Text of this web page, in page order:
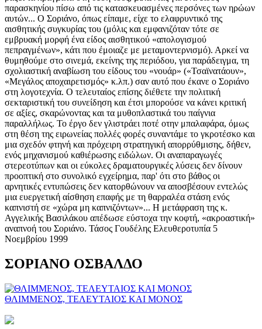
παρασκηνίου πίσω από τις κατασκευασμένες περσόνες των ηρώων
αυτών... Ο Σοριάνο, όπως είπαμε, είχε το ελαφρυντικό της
αισθητικής συγκυρίας του (μόλις και εμφανιζόταν τότε σε
εμβρυακή μορφή ένα είδος αισθητικού «απολογισμού
πεπραγμένων», κάτι που έμοιαζε με μεταμοντερνισμό). Αρκεί να
θυμηθούμε στο σινεμά, εκείνης της περιόδου, για παράδειγμα, τη
σχολιαστική αναβίωση του είδους του «νουάρ» («Τσαϊνατάουν»,
«Μεγάλος αποχαιρετισμός» κ.λπ.) σαν αυτό που έκανε ο Σοριάνο
στη λογοτεχνία. Ο τελευταίος επίσης διέθετε την πολιτική
σεκταριστική του συνείδηση και έτσι μπορούσε να κάνει κριτική
σε αξίες, σκαρώνοντας και τα μυθοπλαστικά του παίγνια
παραλλήλως. Το έργο δεν γλιστράει ποτέ οτην μπαλαφάρα, όμως
στη θέση της ειρωνείας πολλές φορές συναντάμε το γκροτέσκο και
μια σχεδόν φτηνή και πρόχειρη στρατηγική απορρύθμισης, δήθεν,
ενός μηχανισμού καθιέρωσης ειδώλων. Οι αναπαραγωγές
στερεοτύπων και οι εύκολες δραματουργικές λύσεις δεν δίνουν
προοπτική στο συνολικό εγχείρημα, παρ' ότι στο βάθος οι
αρνητικές εντυπώσεις δεν κατορθώνουν να αποσβέσουν εντελώς
μια ευεργετική αίσθηση επαφής με τη θαρραλέα στάση ενός
καπνιστή σε «χώρα μη καπνιζόντων»... Η μετάφραση της κ.
Αγγελικής Βασιλάκου απέδωσε εύστοχα την κοφτή, «ακροαστική»
αναπνοή του Σοριάνο. Τάσος Γουδέλης Ελευθεροτυπία 5
Νοεμβρίου 1999
ΣΟΡΙΑΝΟ ΟΣΒΑΛΔΟ
ΘΛΙΜΜΕΝΟΣ, ΤΕΛΕΥΤΑΙΟΣ ΚΑΙ ΜΟΝΟΣ